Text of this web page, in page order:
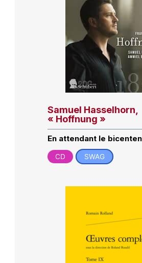
Samuel Hasselhorn,
« Hoffnung »
En attendant le
CD SWAG